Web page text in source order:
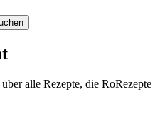
alle Rezepte, die RoRezepte